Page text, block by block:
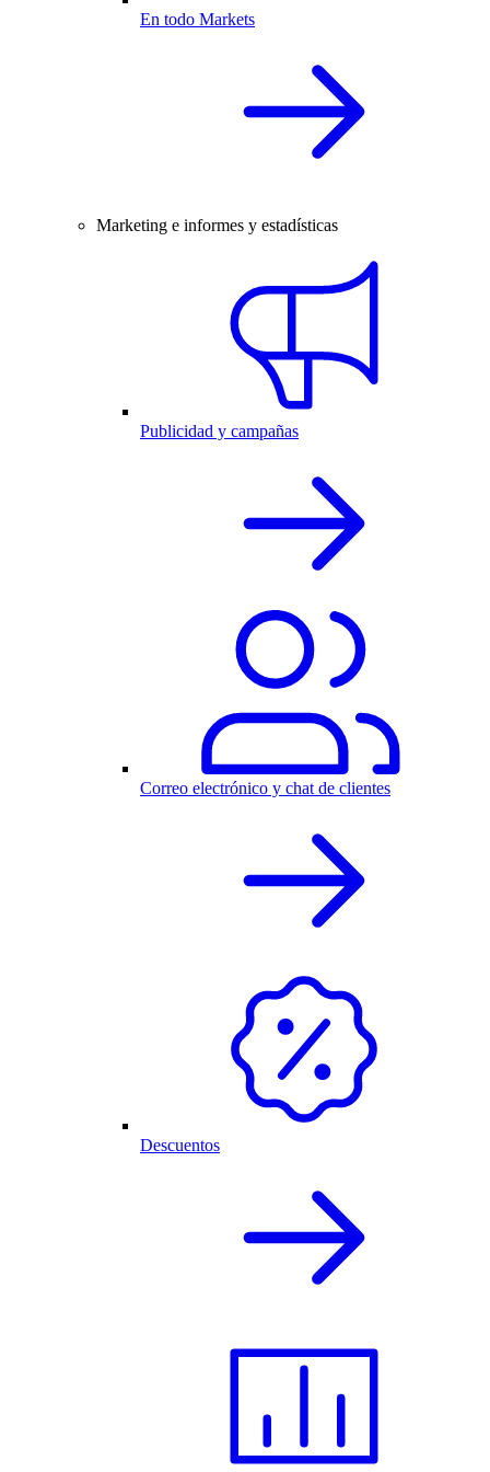
En todo Markets
Marketing e informes y estadísticas
Publicidad y campañas
Correo electrónico y chat de clientes
Descuentos